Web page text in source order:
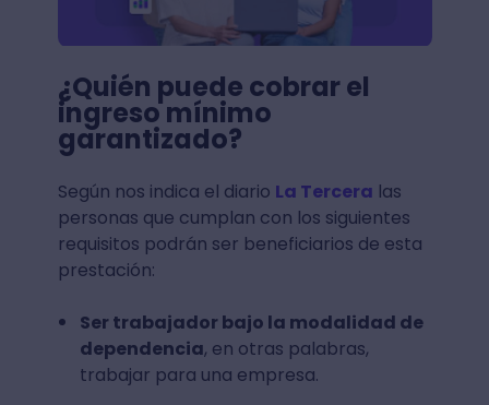
¿Quién puede cobrar el
ingreso mínimo
garantizado?
Según nos indica el diario La Tercera las
personas que cumplan con los siguientes
requisitos podrán ser beneficiarios de esta
prestación:
Ser trabajador bajo la modalidad de
dependencia, en otras palabras,
trabajar para una empresa.